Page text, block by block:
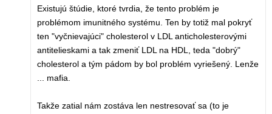
Existujú štúdie, ktoré tvrdia, že tento problém je
problémom imunitného systému. Ten by totiž mal pokryť
ten "vyčnievajúci" cholesterol v LDL anticholesterovými
antitelieskami a tak zmeniť LDL na HDL, teda "dobrý"
cholesterol a tým pádom by bol problém vyriešený. Lenže
... mafia.
Takže zatial nám zostáva len nestresovať sa (to je